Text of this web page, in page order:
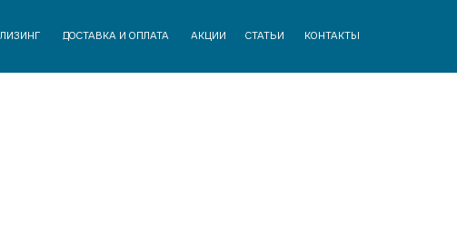
ДОСТАВКА И ОПЛАТА АКЦИИ СТАТЬИ КОНТАКТЫ